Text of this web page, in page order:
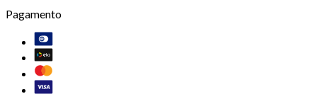
Pagamento